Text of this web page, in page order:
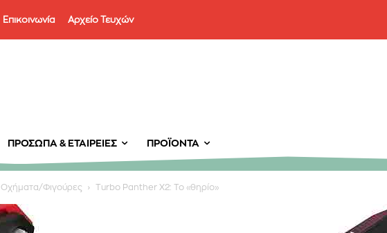
Επικοινωνία Αρχείο Τευχών
ΠΡΌΣΩΠΑ & ΕΤΑΙΡΕΊΕΣ ΠΡΟΪΌΝΤΑ
Οχήματα/Φιγούρες Turbo Panther X2: Το «θηρίο»